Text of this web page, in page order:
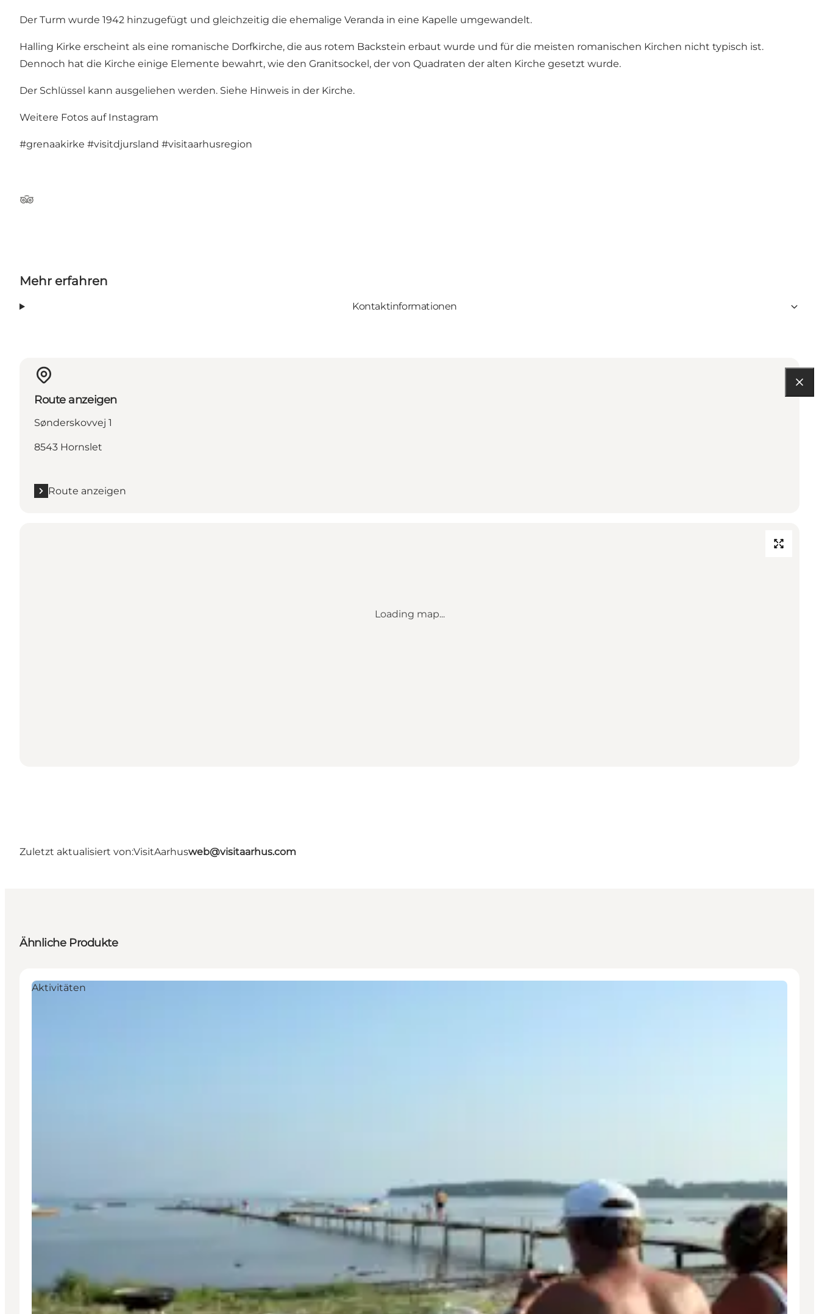
Der Turm wurde 1942 hinzugefügt und gleichzeitig die ehemalige Veranda in eine Kapelle umgewandelt.
Halling Kirke erscheint als eine romanische Dorfkirche, die aus rotem Backstein erbaut wurde und für die meisten romanischen Kirchen nicht typisch ist.
Dennoch hat die Kirche einige Elemente bewahrt, wie den Granitsockel, der von Quadraten der alten Kirche gesetzt wurde.
Der Schlüssel kann ausgeliehen werden. Siehe Hinweis in der Kirche.
Weitere Fotos auf Instagram
#grenaakirke #visitdjursland #visitaarhusregion
TripAdvisor
Mehr erfahren
Kontaktinformationen
Route anzeigen
Sønderskovvej 1
8543 Hornslet
Route anzeigen
Loading map...
Zuletzt aktualisiert von:VisitAarhusweb@visitaarhus.com
Ähnliche Produkte
Aktivitäten